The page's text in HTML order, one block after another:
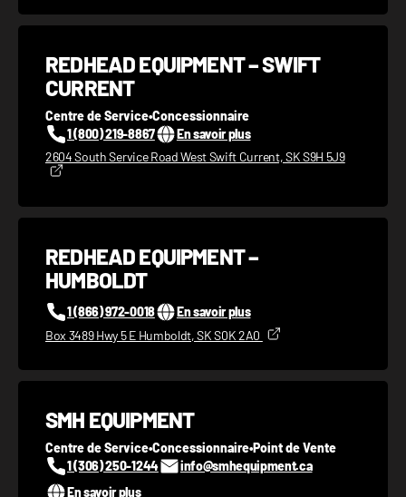
REDHEAD EQUIPMENT – SWIFT
CURRENT
Centre de Service•Concessionnaire
1 (800) 219-8867
En savoir plus
2604 South Service Road West Swift Current, SK S9H 5J9
REDHEAD EQUIPMENT –
HUMBOLDT
1 (866) 972-0018
En savoir plus
Box 3489 Hwy 5 E Humboldt, SK S0K 2A0
SMH EQUIPMENT
Centre de Service•Concessionnaire•Point de Vente
1 (306) 250-1244
info@smhequipment.ca
En savoir plus